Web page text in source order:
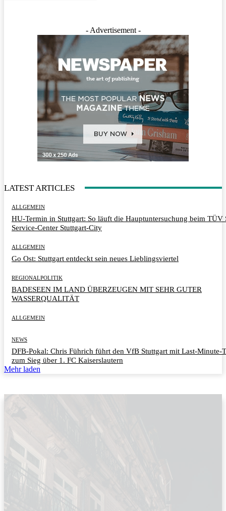
- Advertisement -
LATEST ARTICLES
ALLGEMEIN
HU-Termin in Stuttgart: So läuft die Hauptuntersuchung beim TÜV
Service-Center Stuttgart-City
ALLGEMEIN
Go Ost: Stuttgart entdeckt sein neues Lieblingsviertel
REGIONALPOLITIK
BADESEEN IM LAND ÜBERZEUGEN MIT SEHR GUTER
WASSERQUALITÄT
ALLGEMEIN
NEWS
DFB-Pokal: Chris Führich führt den VfB Stuttgart mit Last-Minute-
zum Sieg über 1. FC Kaiserslautern
Mehr laden